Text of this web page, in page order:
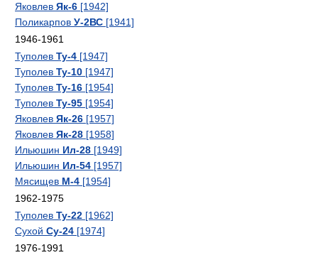
Яковлев Як-6 [1942]
Поликарпов У-2ВС [1941]
1946-1961
Туполев Ту-4 [1947]
Туполев Ту-10 [1947]
Туполев Ту-16 [1954]
Туполев Ту-95 [1954]
Яковлев Як-26 [1957]
Яковлев Як-28 [1958]
Ильюшин Ил-28 [1949]
Ильюшин Ил-54 [1957]
Мясищев М-4 [1954]
1962-1975
Туполев Ту-22 [1962]
Сухой Су-24 [1974]
1976-1991